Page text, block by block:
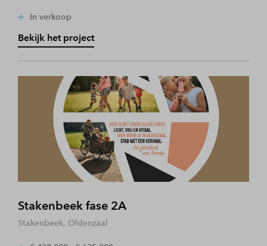
In verkoop
Bekijk het project
Stakenbeek fase 2A
Stakenbeek, Oldenzaal